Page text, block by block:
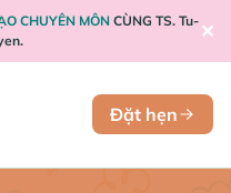
CHUYÊN MÔN CÙNG TS. Tu- ✕
Đặt hẹn